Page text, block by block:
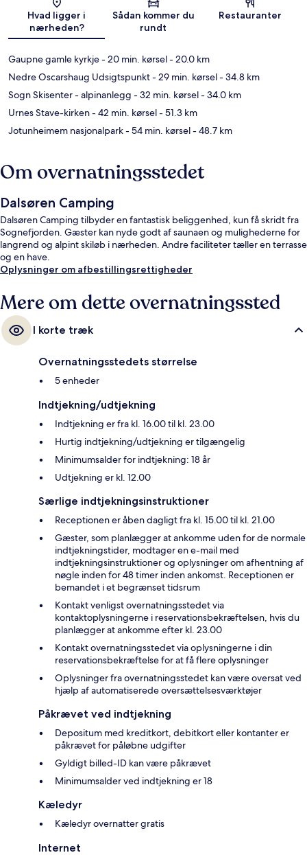
Kort
Hvad ligger i
nærheden?
Sådan kommer du
rundt
Restauranter
Gaupne gamle kyrkje- 20 min. kørsel- 20.0 km
Nedre Oscarshaug Udsigtspunkt- 29 min. kørsel- 34.8 km
Sogn Skisenter - alpinanlegg - 32 min. kørsel- 34.0 km
Urnes Stave-kirken- 42 min. kørsel- 51.3 km
Jotunheimem nasjonalpark- 54 min. kørsel- 48.7 km
Om overnatningsstedet
Dalsøren Camping
Dalsøren Camping tilbyder en fantastisk beliggenhed, kun få skridt fra
Sognefjorden. Gæster kan nyde godt af saunaen og mulighederne for
langrend og alpint skiløb i nærheden. Andre faciliteter tæller en terrasse
og en have.
Oplysninger om afbestillingsrettigheder
Mere om dette overnatningssted
I korte træk
Overnatningsstedets størrelse
5 enheder
Indtjekning/udtjekning
Indtjekning er fra kl. 16.00 til kl. 23.00
Hurtig indtjekning/udtjekning er tilgængelig
Minimumsalder for indtjekning: 18 år
Udtjekning er kl. 12.00
Særlige indtjekningsinstruktioner
Receptionen er åben dagligt fra kl. 15.00 til kl. 21.00
Gæster, som planlægger at ankomme uden for de normale
indtjekningstider, modtager en e-mail med
indtjekningsinstruktioner og oplysninger om afhentning af
nøgle inden for 48 timer inden ankomst. Receptionen er
bemandet i et begrænset tidsrum
Kontakt venligst overnatningsstedet via
kontaktoplysningerne i reservationsbekræftelsen, hvis du
planlægger at ankomme efter kl. 23.00
Kontakt overnatningsstedet via oplysningerne i din
reservationsbekræftelse for at få flere oplysninger
Oplysninger fra overnatningsstedet kan være oversat ved
hjælp af automatiserede oversættelsesværktøjer
Påkrævet ved indtjekning
Depositum med kreditkort, debitkort eller kontanter er
påkrævet for påløbne udgifter
Gyldigt billed-ID kan være påkrævet
Minimumsalder ved indtjekning er 18
Kæledyr
Kæledyr overnatter gratis
Internet